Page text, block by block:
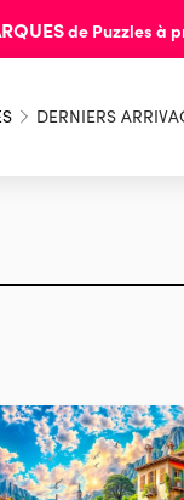
de Puzzles à
DERNIERS